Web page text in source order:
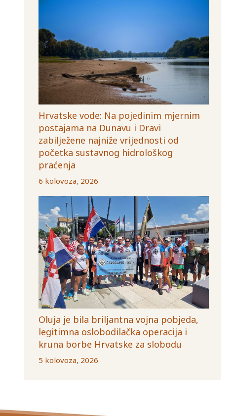
Hrvatske vode: Na pojedinim mjernim
postajama na Dunavu i Dravi
zabilježene najniže vrijednosti od
početka sustavnog hidrološkog
praćenja
6 kolovoza, 2026
Oluja je bila briljantna vojna pobjeda,
legitimna oslobodilačka operacija i
kruna borbe Hrvatske za slobodu
5 kolovoza, 2026